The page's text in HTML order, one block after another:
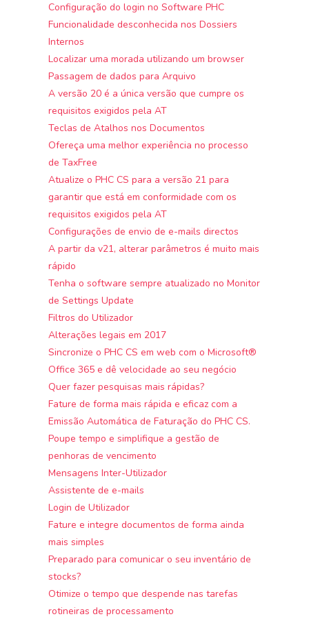
Configuração do login no Software PHC
Funcionalidade desconhecida nos Dossiers
Internos
Localizar uma morada utilizando um browser
Passagem de dados para Arquivo
A versão 20 é a única versão que cumpre os
requisitos exigidos pela AT
Teclas de Atalhos nos Documentos
Ofereça uma melhor experiência no processo
de TaxFree
Atualize o PHC CS para a versão 21 para
garantir que está em conformidade com os
requisitos exigidos pela AT
Configurações de envio de e-mails directos
A partir da v21, alterar parâmetros é muito mais
rápido
Tenha o software sempre atualizado no Monitor
de Settings Update
Filtros do Utilizador
Alterações legais em 2017
Sincronize o PHC CS em web com o Microsoft®
Office 365 e dê velocidade ao seu negócio
Quer fazer pesquisas mais rápidas?
Fature de forma mais rápida e eficaz com a
Emissão Automática de Faturação do PHC CS.
Poupe tempo e simplifique a gestão de
penhoras de vencimento
Mensagens Inter-Utilizador
Assistente de e-mails
Login de Utilizador
Fature e integre documentos de forma ainda
mais simples
Preparado para comunicar o seu inventário de
stocks?
Otimize o tempo que despende nas tarefas
rotineiras de processamento